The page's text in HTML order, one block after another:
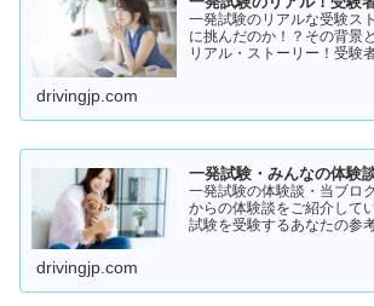
一発試験のリアルな受験ス
に挑んだのか！？その背景
リアル・ストーリー！受験
drivingjp.com
一発試験・みんなの体験
一発試験の体験談・当ブロ
からの体験談をご紹介して
試験を受験するあなたの参
drivingjp.com